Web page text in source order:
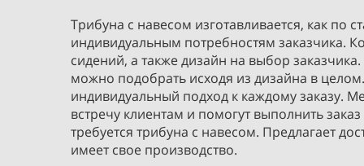
Трибуна с навесом изготавливается, как по
индивидуальным потребностям заказчика.
сидений, а также дизайн на выбор
можно подобрать исходя из дизайна в
индивидуальный подход к каждому заказу.
встречу клиентам и помогут выполнить
требуется трибуна с навесом. Предлагает
имеет свое производство.